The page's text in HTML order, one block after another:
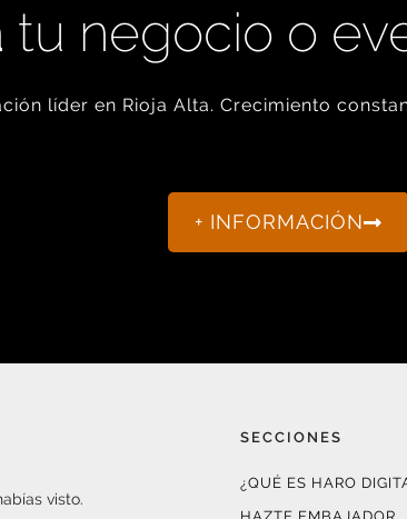
tu negocio o
líder en Rioja Alta. Crecimiento
+ INFORMACIÓN
visto.
SECCIONES
¿QUÉ ES HARO